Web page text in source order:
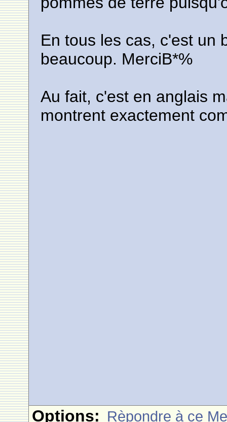
En tous les cas, c'est un
beaucoup. MerciB*%
Au fait, c'est en anglais
montrent exactement
Options: Rèpondre à ce